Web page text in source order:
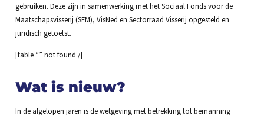
gebruiken. Deze zijn in samenwerking met het Sociaal Fonds voor de
Maatschapsvisserij (SFM), VisNed en Sectorraad Visserij opgesteld en
juridisch getoetst.
[table “” not found /]
Wat is nieuw?
In de afgelopen jaren is de wetgeving met betrekking tot bemanning